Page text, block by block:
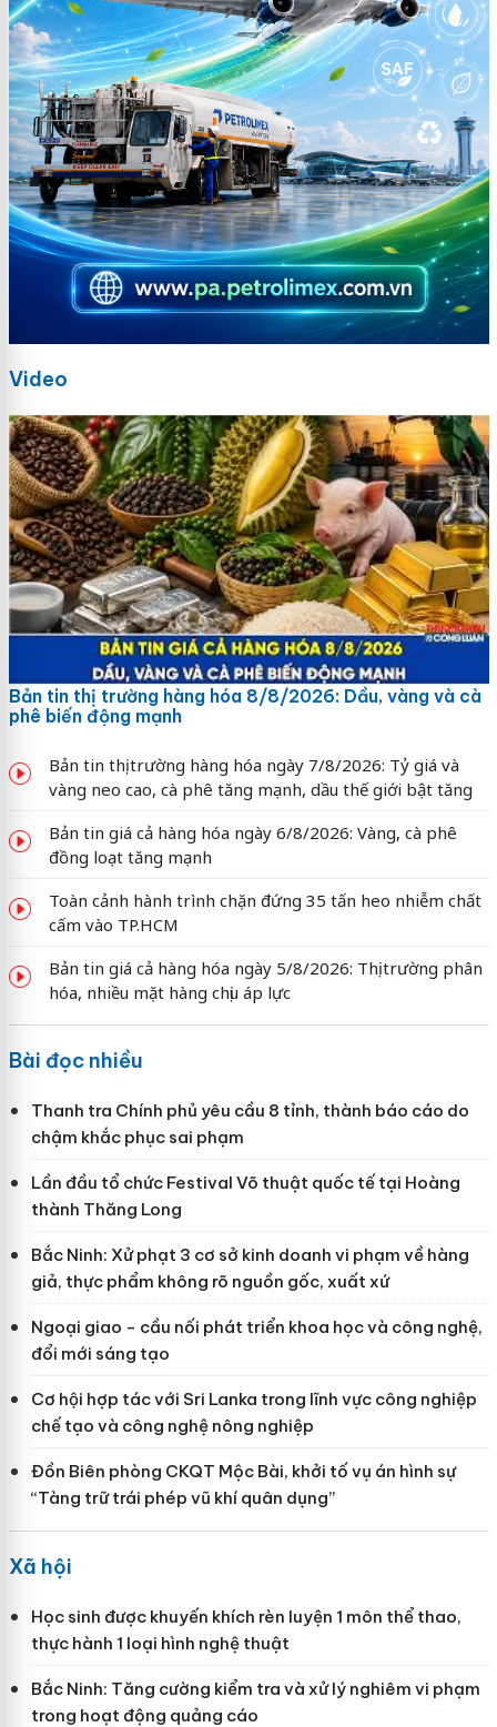
Video
Bản tin thị trường hàng hóa 8/8/2026: Dầu, vàng và cà
phê biến động mạnh
Bản tin thị trường hàng hóa ngày 7/8/2026: Tỷ giá và
vàng neo cao, cà phê tăng mạnh, dầu thế giới bật tăng
Bản tin giá cả hàng hóa ngày 6/8/2026: Vàng, cà phê
đồng loạt tăng mạnh
Toàn cảnh hành trình chặn đứng 35 tấn heo nhiễm chất
cấm vào TP.HCM
Bản tin giá cả hàng hóa ngày 5/8/2026: Thị trường phân
hóa, nhiều mặt hàng chịu áp lực
Bài đọc nhiều
Thanh tra Chính phủ yêu cầu 8 tỉnh, thành báo cáo do
chậm khắc phục sai phạm
Lần đầu tổ chức Festival Võ thuật quốc tế tại Hoàng
thành Thăng Long
Bắc Ninh: Xử phạt 3 cơ sở kinh doanh vi phạm về hàng
giả, thực phẩm không rõ nguồn gốc, xuất xứ
Ngoại giao - cầu nối phát triển khoa học và công nghệ,
đổi mới sáng tạo
Cơ hội hợp tác với Sri Lanka trong lĩnh vực công nghiệp
chế tạo và công nghệ nông nghiệp
Đồn Biên phòng CKQT Mộc Bài, khởi tố vụ án hình sự
“Tàng trữ trái phép vũ khí quân dụng”
Xã hội
Học sinh được khuyến khích rèn luyện 1 môn thể thao,
thực hành 1 loại hình nghệ thuật
Bắc Ninh: Tăng cường kiểm tra và xử lý nghiêm vi phạm
trong hoạt động quảng cáo